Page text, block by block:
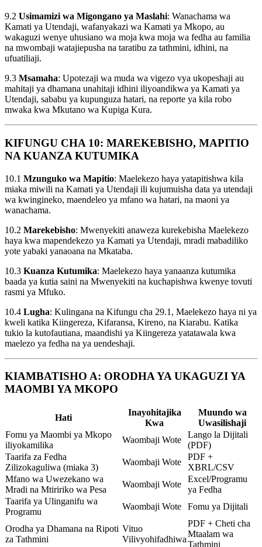
9.2 Usimamizi wa Migongano ya Maslahi: Wanachama wa
Kamati ya Utendaji, wafanyakazi wa Kamati ya Mkopo, au
wakaguzi wenye uhusiano wa moja kwa moja wa fedha au familia
na mwombaji watajiepusha na taratibu za tathmini, idhini, na
ufuatiliaji.
9.3 Msamaha: Upotezaji wa muda wa vigezo vya ukopeshaji au
mahitaji ya dhamana unahitaji idhini iliyoandikwa ya Kamati ya
Utendaji, sababu ya kupunguza hatari, na reporte ya kila robo
mwaka kwa Mkutano wa Kupiga Kura.
KIFUNGU CHA 10: MAREKEBISHO, MAPITIO
NA KUANZA KUTUMIKA
10.1 Mzunguko wa Mapitio: Maelekezo haya yatapitishwa kila
miaka miwili na Kamati ya Utendaji ili kujumuisha data ya utendaji
wa kwingineko, maendeleo ya mfano wa hatari, na maoni ya
wanachama.
10.2 Marekebisho: Mwenyekiti anaweza kurekebisha Maelekezo
haya kwa mapendekezo ya Kamati ya Utendaji, mradi mabadiliko
yote yabaki yanaoana na Mkataba.
10.3 Kuanza Kutumika: Maelekezo haya yanaanza kutumika
baada ya kutia saini na Mwenyekiti na kuchapishwa kwenye tovuti
rasmi ya Mfuko.
10.4 Lugha: Kulingana na Kifungu cha 29.1, Maelekezo haya ni ya
kweli katika Kiingereza, Kifaransa, Kireno, na Kiarabu. Katika
tukio la kutofautiana, maandishi ya Kiingereza yatatawala kwa
maelezo ya fedha na ya uendeshaji.
KIAMBATISHO A: ORODHA YA UKAGUZI YA
MAOMBI YA MKOPO
Hati
Inayohitajika
Kwa
Muundo wa
Uwasilishaji
Fomu ya Maombi ya Mkopo
iliyokamilika
Waombaji Wote
Lango la Dijitali
(PDF)
Taarifa za Fedha
Zilizokaguliwa (miaka 3)
Waombaji Wote
PDF +
XBRL/CSV
Mfano wa Uwezekano wa
Mradi na Mtiririko wa Pesa
Waombaji Wote
Excel/Programu
ya Fedha
Taarifa ya Ulinganifu wa
Programu
Waombaji Wote Fomu ya Dijitali
Orodha ya Dhamana na Ripoti
za Tathmini
Vituo
Vilivyohifadhiwa
PDF + Cheti cha
Mtaalam wa
Tathmini